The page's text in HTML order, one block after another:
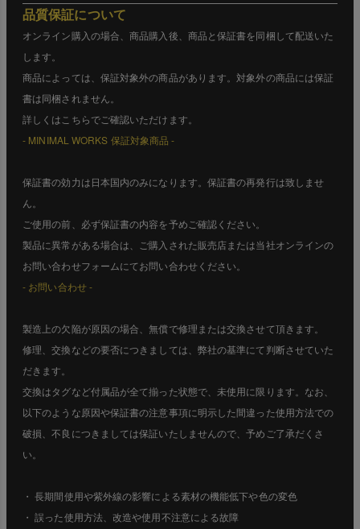
品質保証について
オンライン購入の場合、商品購入後、商品と保証書を同梱して配送いた
します。
商品によっては、保証対象外の商品があります。対象外の商品には保証
書は同梱されません。
詳しくはこちらでご確認いただけます。
- MINIMAL WORKS 保証対象商品 -
保証書の効力は日本国内のみになります。保証書の再発行は致しませ
ん。
ご使用の前、必ず保証書の内容を予めご確認ください。
製品に異常がある場合は、ご購入された販売店または当社オンラインの
お問い合わせフォームにてお問い合わせください。
- お問い合わせ -
製造上の欠陥が原因の場合、無償で修理または交換させて頂きます。
修理、交換などの要否につきましては、弊社の基準にて判断させていた
だきます。
交換はタグなど付属品が全て揃った状態で、未使用に限ります。なお、
以下のような原因や保証書の注意事項に明示した間違った使用方法での
破損、不良につきましては保証いたしませんので、予めご了承だくさ
い。
・ 長期間使用や紫外線の影響による素材の機能低下や色の変色
・ 誤った使用方法、改造や使用不注意による故障